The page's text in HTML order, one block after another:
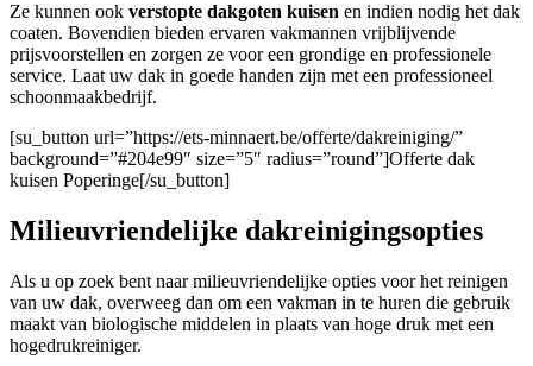
Ze kunnen ook verstopte dakgoten kuisen en indien nodig het dak
coaten. Bovendien bieden ervaren vakmannen vrijblijvende
prijsvoorstellen en zorgen ze voor een grondige en professionele
service. Laat uw dak in goede handen zijn met een professioneel
schoonmaakbedrijf.
[su_button url=”https://ets-minnaert.be/offerte/dakreiniging/”
background=”#204e99″ size=”5″ radius=”round”]Offerte dak
kuisen Poperinge[/su_button]
Milieuvriendelijke dakreinigingsopties
Als u op zoek bent naar milieuvriendelijke opties voor het reinigen
van uw dak, overweeg dan om een vakman in te huren die gebruik
maakt van biologische middelen in plaats van hoge druk met een
hogedrukreiniger.